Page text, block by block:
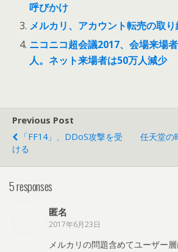
呼びかけ
メルカリ、アカウント転売の取
ニコニコ超会議2017、会場来場
人。ネット来場者は50万人減少
Previous Post
「FF14」、DDoS攻撃を受
ける
任天堂の
5 responses
匿名
2017年6月23日
メルカリの問題含めてユーザー